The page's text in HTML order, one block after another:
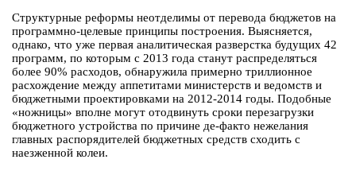
Структурные реформы неотделимы от перевода бюджетов на
программно-целевые принципы построения. Выясняется,
однако, что уже первая аналитическая разверстка будущих 42
программ, по которым с 2013 года станут распределяться
более 90% расходов, обнаружила примерно триллионное
расхождение между аппетитами министерств и ведомств и
бюджетными проектировками на 2012-2014 годы. Подобные
«ножницы» вполне могут отодвинуть сроки перезагрузки
бюджетного устройства по причине де-факто нежелания
главных распорядителей бюджетных средств сходить с
наезженной колеи.